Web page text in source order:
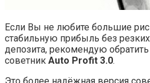
Если Вы не любите большие
стабильную прибыль без
депозита, рекомендую
советник Auto Profit 3.0.